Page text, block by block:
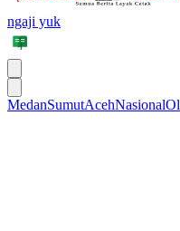
ngaji yuk
MedanSumutAcehNasional